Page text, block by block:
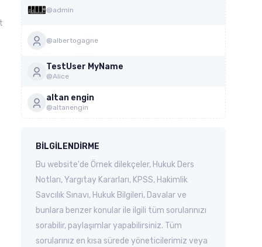
@admin
@albertogagne
TestUser MyName
@Alice
altan engin
@altanengin
BILGILENDIRME
Bu website'de Örnek dilekçeler, Hukuk Ders
Notları, Yargıtay Kararları, KPSS, Hakimlik
Savcılık Sınavı, Hukuk Bilgileri, Davalar ve
bunlara benzer konular ile ilgili tüm sorularınızı
sorabilir, paylaşımlar yapabilirsiniz. Tüm
sorularınız en kısa sürede yöneticilerimiz veya